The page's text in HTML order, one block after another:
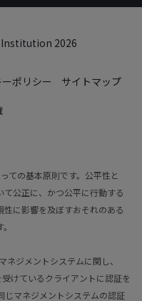
2026
ポリシー
サイトマップ
ての基本原則です。公平性と
公正に、かつ公平に行動する
に影響を及ぼすおそれのある
ネジメントシステムに関し、
けているクライアントに認証を
じマネジメントシステムの認証